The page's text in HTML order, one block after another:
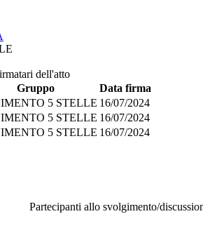
dell'atto
Gruppo
Data firma
5 STELLE 16/07/2024
5 STELLE 16/07/2024
5 STELLE 16/07/2024
Partecipanti allo svolgimento/